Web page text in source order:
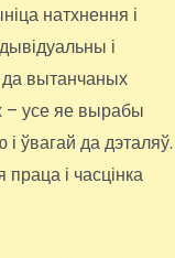
натхнення і
і
вытанчаных
– усе яе вырабы
ўвагай да дэталяў.
і часцінка